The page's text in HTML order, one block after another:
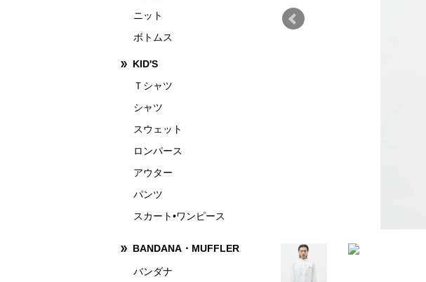
ニット
ボトムス
KID'S
Ｔシャツ
シャツ
スウェット
ロンパース
アウター
パンツ
スカート•ワンピース
BANDANA・MUFFLER
バンダナ